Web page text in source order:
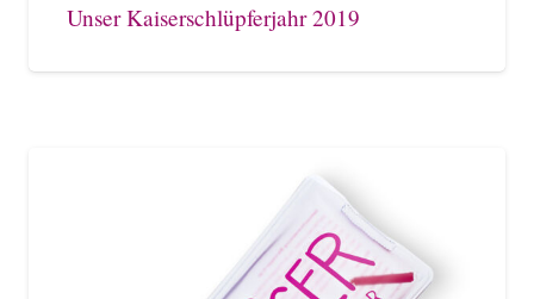
Unser Kaiserschlüpferjahr 2019